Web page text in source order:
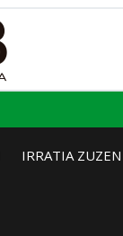
IRRATIA